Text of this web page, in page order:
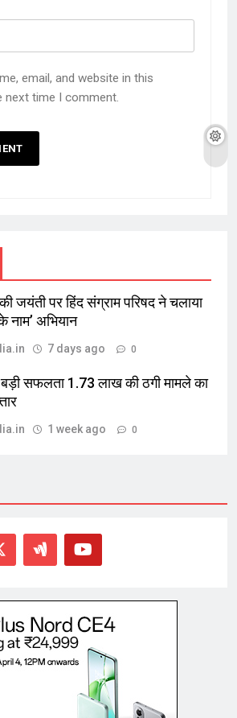
email, and website in this
next time I comment.
जयंती पर हिंद संग्राम परिषद ने चलाया
नाम’ अभियान
7 days ago 0
सफलता 1.73 लाख की ठगी मामले का
1 week ago 0